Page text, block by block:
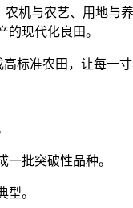
机与农艺、用地与
现代化良田。
标准农田，让每一寸
批突破性品种。
。